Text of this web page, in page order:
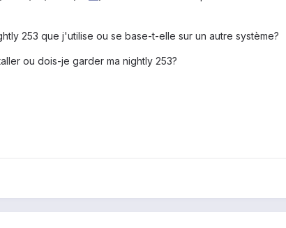
253 que j'utilise ou se base-t-elle sur un autre système?
ou dois-je garder ma nightly 253?